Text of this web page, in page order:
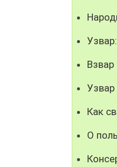
Взвар
Узвар
Как
О